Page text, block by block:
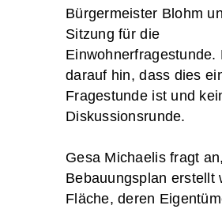
Bürgermeister Blohm
Sitzung für die
Einwohnerfragestunde.
darauf hin, dass dies
Fragestunde ist und
Diskussionsrunde.
Gesa Michaelis fragt
Bebauungsplan erstellt
Fläche, deren